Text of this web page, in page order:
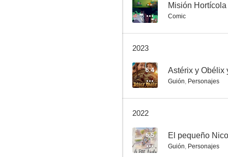
Astérix y Obélix: Al servicio de Su Majestad
7.7
-- Misión Hortícola
Comic
2023
6.4 Astérix y Obélix
Guión, Personajes
2022
6.5 El pequeño
Guión, Personajes